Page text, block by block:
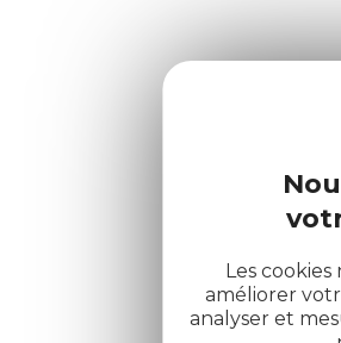
Les
améliorer
analyser et